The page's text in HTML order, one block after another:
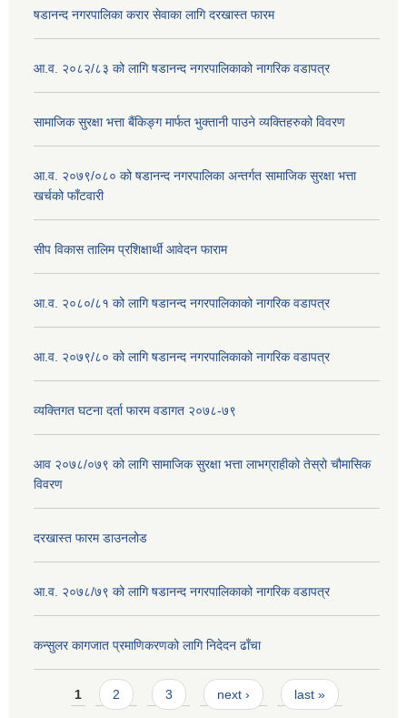
षडानन्द नगरपालिका करार सेवाका लागि दरखास्त फारम
आ.व. २०८२/८३ को लागि षडानन्द नगरपालिकाको नागरिक वडापत्र
सामाजिक सुरक्षा भत्ता बैंकिङ्ग मार्फत भुक्तानी पाउने व्यक्तिहरुको विवरण
आ.व. २०७९/०८० को षडानन्द नगरपालिका अन्तर्गत सामाजिक सुरक्षा भत्ता
खर्चको फाँटवारी
सीप विकास तालिम प्रशिक्षार्थी आवेदन फाराम
आ.व. २०८०/८१ को लागि षडानन्द नगरपालिकाको नागरिक वडापत्र
आ.व. २०७९/८० को लागि षडानन्द नगरपालिकाको नागरिक वडापत्र
व्यक्तिगत घटना दर्ता फारम वडागत २०७८-७९
आव २०७८/०७९ को लागि सामाजिक सुरक्षा भत्ता लाभग्राहीको तेस्रो चौमासिक
विवरण
दरखास्त फारम डाउनलोड
आ.व. २०७८/७९ को लागि षडानन्द नगरपालिकाको नागरिक वडापत्र
कन्सुलर कागजात प्रमाणिकरणको लागि निदेदन ढाँचा
Pages
1 2 3 next › last »